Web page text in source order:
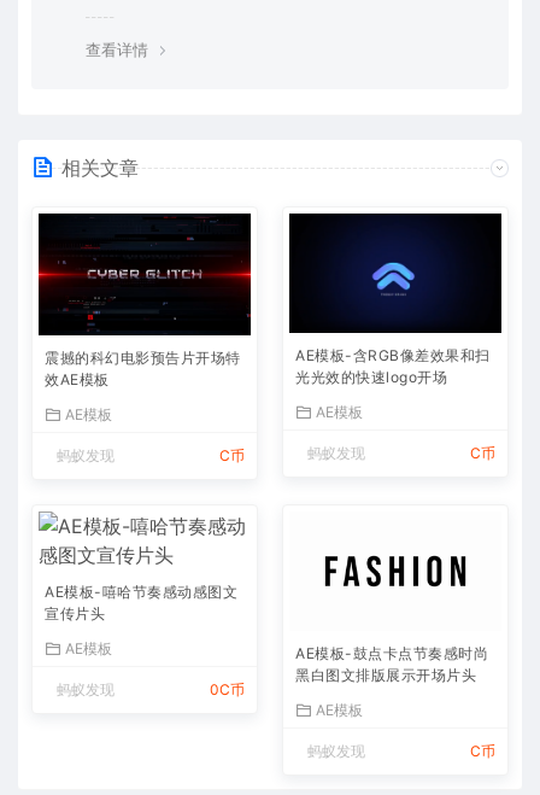
查看详情
相关文章
震撼的科幻电影预告片开场特
效AE模板
AE模板
蚂蚁发现 C币
AE模板-含RGB像差效果和扫
光光效的快速logo开场
AE模板
蚂蚁发现 C币
AE模板-嘻哈节奏感动感图文
宣传片头
AE模板
蚂蚁发现 0C币
AE模板-鼓点卡点节奏感时尚
黑白图文排版展示开场片头
AE模板
蚂蚁发现 C币